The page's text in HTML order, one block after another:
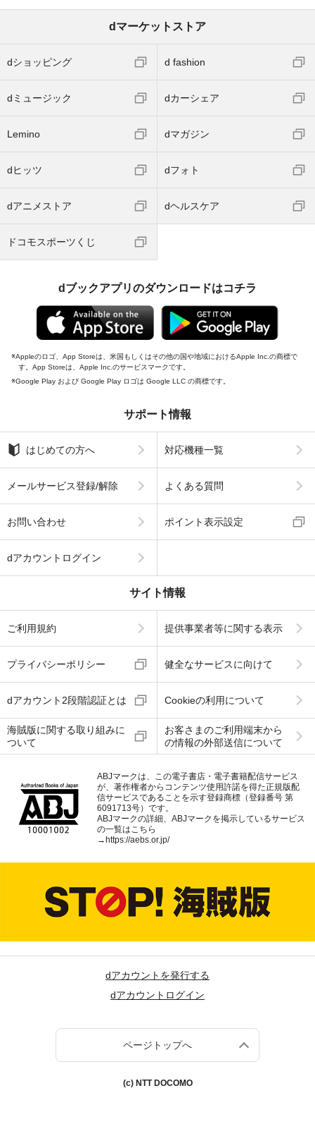
dマーケットストア
dショッピング d fashion
dミュージック dカーシェア
Lemino dマガジン
dヒッツ dフォト
dアニメストア dヘルスケア
ドコモスポーツくじ
dブックアプリのダウンロードはコチラ
Appleのロゴ、App Storeは、米国もしくはその他の国や地域におけるApple Inc.の商標で
す。App Storeは、Apple Inc.のサービスマークです。
Google Play および Google Play ロゴは Google LLC の商標です。
サポート情報
はじめての方へ 対応機種一覧
メールサービス登録/解除 よくある質問
お問い合わせ ポイント表示設定
dアカウントログイン
サイト情報
ご利用規約 提供事業者等に関する表示
プライバシーポリシー 健全なサービスに向けて
dアカウント2段階認証とは Cookieの利用について
海賊版に関する取り組みに
ついて
お客さまのご利用端末から
の情報の外部送信について
ABJマークは、この電子書店・電子書籍配信サービス
が、著作権者からコンテンツ使用許諾を得た正規版配
信サービスであることを示す登録商標（登録番号 第
6091713号）です。
ABJマークの詳細、ABJマークを掲示しているサービス
の一覧はこちら
→ https://aebs.or.jp/
dアカウントを発行する
dアカウントログイン
ページトップへ
(c) NTT DOCOMO